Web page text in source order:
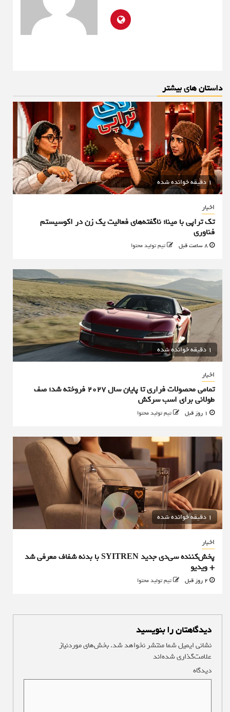
داستان های بیشتر
1 دقیقه خوانده شده
اخبار
تک تراپی با مینا؛ ناگفته‌های فعالیت یک زن در اکوسیستم
فناوری
تیم تولید محتوا
1 دقیقه خوانده شده
اخبار
تمامی محصولات فراری تا پایان سال ۲۰۲۷ فروخته شد؛ صف
طولانی برای اسب سرکش
تیم تولید محتوا
1 دقیقه خوانده شده
اخبار
پخش‌کننده سی‌دی جدید SYITREN با بدنه شفاف معرفی شد
+ ویدیو
تیم تولید محتوا
دیدگاهتان را بنویسید
نشانی ایمیل شما منتشر نخواهد شد.بخش‌های موردنیاز
علامت‌گذاری شده‌اند
دیدگاه